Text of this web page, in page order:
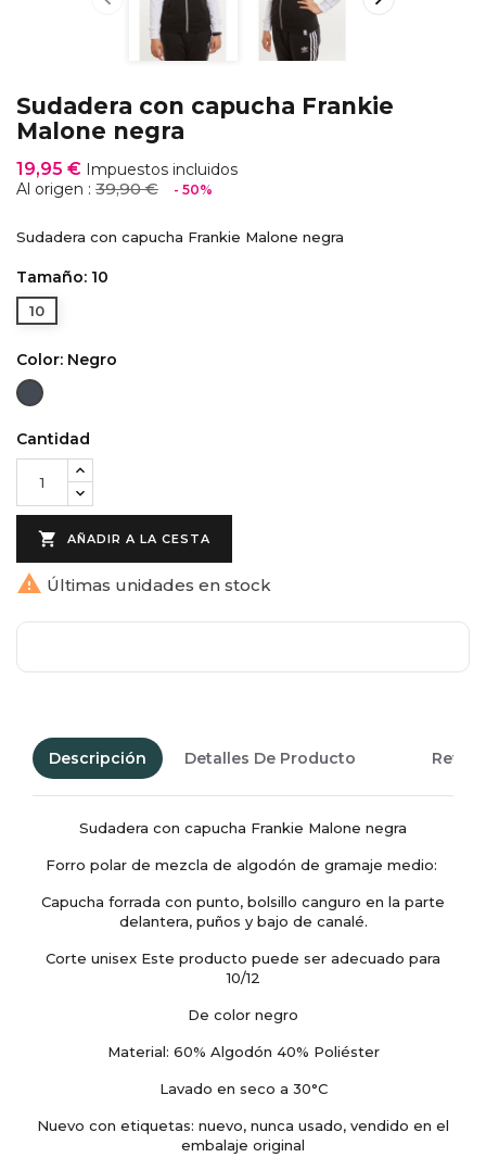
Sudadera con capucha Frankie
Malone negra
19,95 € Impuestos incluidos
Al origen : 39,90 € - 50%
Sudadera con capucha Frankie Malone negra
Tamaño: 10
10
Color: Negro
Negro
Cantidad
 AÑADIR A LA CESTA
 Últimas unidades en stock
Descripción Detalles De Producto
Sudadera con capucha Frankie Malone negra
Forro polar de mezcla de algodón de gramaje medio:
Capucha forrada con punto, bolsillo canguro en la parte
delantera, puños y bajo de canalé.
Corte unisex Este producto puede ser adecuado para
10/12
De color negro
Material: 60% Algodón 40% Poliéster
Lavado en seco a 30°C
Nuevo con etiquetas: nuevo, nunca usado, vendido en el
embalaje original